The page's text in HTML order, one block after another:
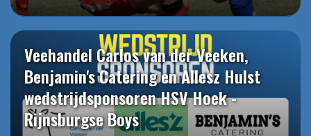
Veehandel Carlos van der Veeken,
Benjamin's Catering en Allesz Hulst
wedstrijdsponsoren HSV Hoek -
Rijnsburgse Boys